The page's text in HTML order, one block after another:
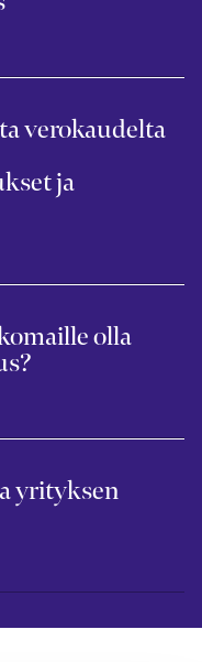
verokaudelta
ja
olla
yrityksen